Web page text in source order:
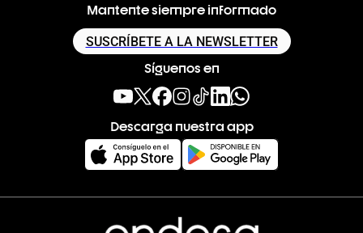
Mantente siempre informado
SUSCRÍBETE A LA NEWSLETTER
Síguenos en
Descarga nuestra app